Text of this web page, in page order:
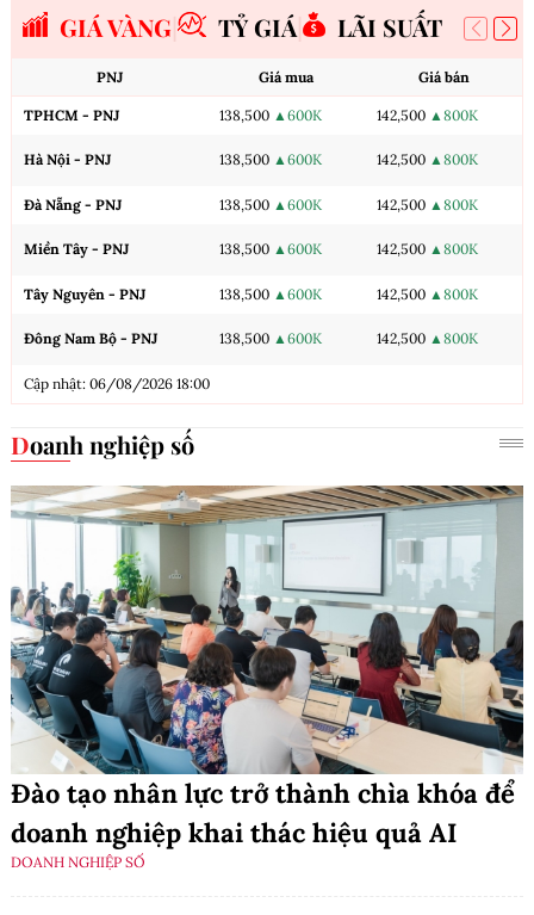
GIÁ VÀNG TỶ GIÁ LÃI SUẤT
PNJ Giá mua Giá bán
TPHCM - PNJ 138,500 ▲600K 142,500 ▲800K
Hà Nội - PNJ 138,500 ▲600K 142,500 ▲800K
Đà Nẵng - PNJ 138,500 ▲600K 142,500 ▲800K
Miền Tây - PNJ 138,500 ▲600K 142,500 ▲800K
Tây Nguyên - PNJ 138,500 ▲600K 142,500 ▲800K
Đông Nam Bộ - PNJ 138,500 ▲600K 142,500 ▲800K
Cập nhật: 06/08/2026 18:00
Doanh nghiệp số
Đào tạo nhân lực trở thành chìa khóa để
doanh nghiệp khai thác hiệu quả AI
DOANH NGHIỆP SỐ